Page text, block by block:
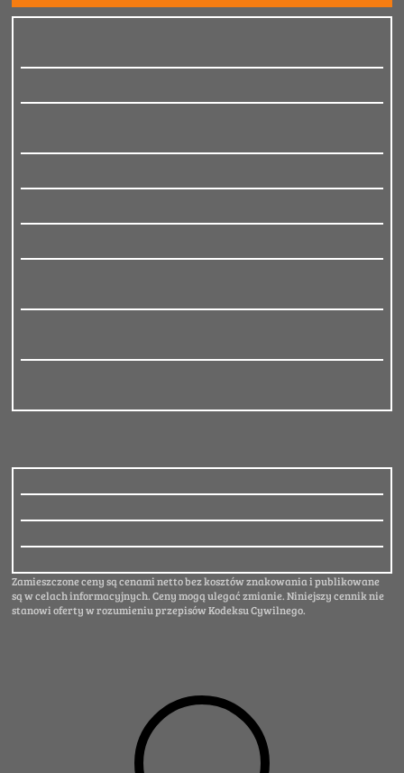
Zamieszczone ceny są cenami netto bez kosztów znakowania i publikowane
są w celach informacyjnych. Ceny mogą ulegać zmianie. Niniejszy cennik nie
stanowi oferty w rozumieniu przepisów Kodeksu Cywilnego.